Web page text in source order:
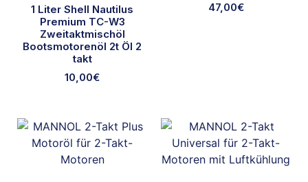
1 Liter Shell Nautilus
Premium TC-W3
Zweitaktmischöl
Bootsmotorenöl 2t Öl 2
takt
10,00€
47,00€